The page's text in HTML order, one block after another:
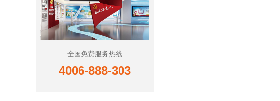
全国免费服务热线
4006-888-303